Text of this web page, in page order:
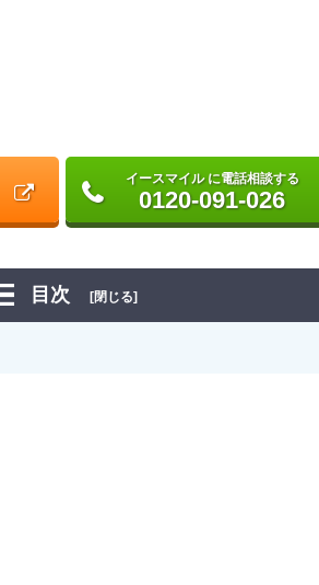
イースマイル に電話相談する
0120-091-026
目次 [閉じる]